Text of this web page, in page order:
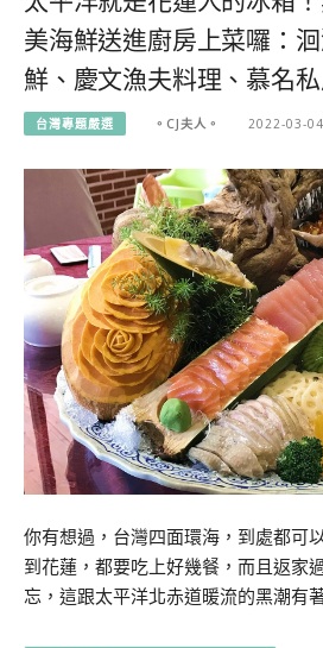
美海鮮送進廚房上菜囉：
鮮、慶文漁夫料理、慕名
台灣專題嚴選 。CJ夫人。 2022-03-04
你有想過，台灣四面環海，到處都可
到花蓮，都要吃上好幾餐，而且返家
忘，這跟太平洋北赤道暖流的黑潮有